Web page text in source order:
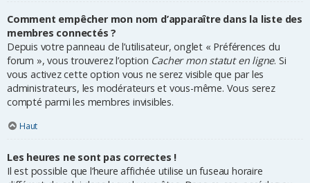
Comment empêcher mon nom d’apparaître dans la liste des
membres connectés ?
Depuis votre panneau de l’utilisateur, onglet « Préférences du
forum », vous trouverez l’option Cacher mon statut en ligne. Si
vous activez cette option vous ne serez visible que par les
administrateurs, les modérateurs et vous-même. Vous serez
compté parmi les membres invisibles.
Haut
Les heures ne sont pas correctes !
Il est possible que l’heure affichée utilise un fuseau horaire